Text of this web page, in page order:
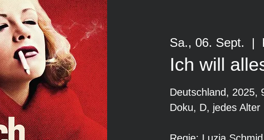
Sa., 06. Sept.
  |
Ich will
Deutschland, 2025,
Doku, D, jedes Alter